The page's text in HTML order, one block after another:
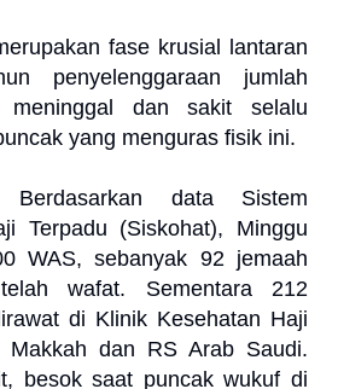
fase krusial lantaran
penyelenggaraan jumlah
meninggal dan sakit selalu
yang menguras fisik ini.
Berdasarkan data Sistem
Terpadu (Siskohat), Minggu
WAS, sebanyak 92 jemaah
wafat. Sementara 212
di Klinik Kesehatan Haji
Makkah dan RS Arab Saudi.
besok saat puncak wukuf di